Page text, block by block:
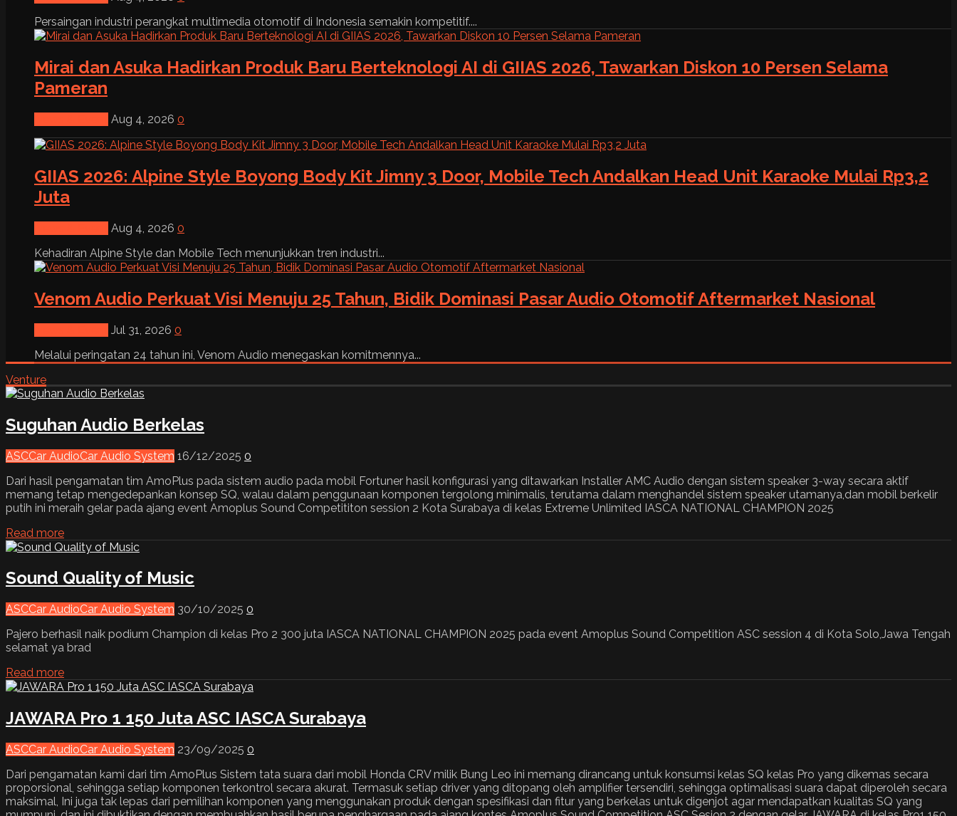
Persaingan industri perangkat multimedia otomotif di Indonesia semakin kompetitif....
Mirai dan Asuka Hadirkan Produk Baru Berteknologi AI di GIIAS 2026, Tawarkan Diskon 10 Persen Selama
Pameran
Aug 4, 2026 0
GIIAS 2026: Alpine Style Boyong Body Kit Jimny 3 Door, Mobile Tech Andalkan Head Unit Karaoke Mulai Rp3,2
Juta
Aug 4, 2026 0
Kehadiran Alpine Style dan Mobile Tech menunjukkan tren industri...
Venom Audio Perkuat Visi Menuju 25 Tahun, Bidik Dominasi Pasar Audio Otomotif Aftermarket Nasional
Jul 31, 2026 0
Melalui peringatan 24 tahun ini, Venom Audio menegaskan komitmennya...
Venture
Suguhan Audio Berkelas
ASCCar AudioCar Audio System 16/12/2025 0
Dari hasil pengamatan tim AmoPlus pada sistem audio pada mobil Fortuner hasil konfigurasi yang ditawarkan Installer AMC Audio dengan sistem speaker 3-way secara aktif
memang tetap mengedepankan konsep SQ, walau dalam penggunaan komponen tergolong minimalis, terutama dalam menghandel sistem speaker utamanya,dan mobil berkelir
putih ini meraih gelar pada ajang event Amoplus Sound Competititon session 2 Kota Surabaya di kelas Extreme Unlimited IASCA NATIONAL CHAMPION 2025
Read more
Sound Quality of Music
ASCCar AudioCar Audio System 30/10/2025 0
Pajero berhasil naik podium Champion di kelas Pro 2 300 juta IASCA NATIONAL CHAMPION 2025 pada event Amoplus Sound Competition ASC session 4 di Kota Solo,Jawa Tengah
selamat ya brad
Read more
JAWARA Pro 1 150 Juta ASC IASCA Surabaya
ASCCar AudioCar Audio System 23/09/2025 0
Dari pengamatan kami dari tim AmoPlus Sistem tata suara dari mobil Honda CRV milik Bung Leo ini memang dirancang untuk konsumsi kelas SQ kelas Pro yang dikemas secara
proporsional, sehingga setiap komponen terkontrol secara akurat. Termasuk setiap driver yang ditopang oleh amplifier tersendiri, sehingga optimalisasi suara dapat diperoleh secara
maksimal, Ini juga tak lepas dari pemilihan komponen yang menggunakan produk dengan spesifikasi dan fitur yang berkelas untuk digenjot agar mendapatkan kualitas SQ yang